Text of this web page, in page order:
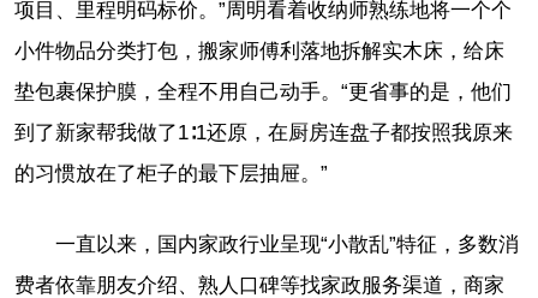
项目、里程明码标价。”周明看着收纳师熟练地将一个个
小件物品分类打包，搬家师傅利落地拆解实木床，给床
垫包裹保护膜，全程不用自己动手。“更省事的是，他们
到了新家帮我做了1∶1还原，在厨房连盘子都按照我原来
的习惯放在了柜子的最下层抽屉。”
一直以来，国内家政行业呈现“小散乱”特征，多数消
费者依靠朋友介绍、熟人口碑等找家政服务渠道，商家